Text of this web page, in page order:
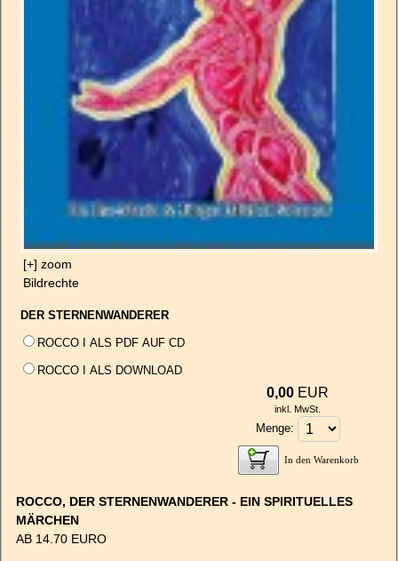
[+] zoom
Bildrechte
DER STERNENWANDERER
ROCCO I ALS PDF AUF CD
ROCCO I ALS DOWNLOAD
0,00 EUR
inkl. MwSt.
Menge:
In den Warenkorb
ROCCO, DER STERNENWANDERER - EIN SPIRITUELLES
MÄRCHEN
AB 14.70 EURO